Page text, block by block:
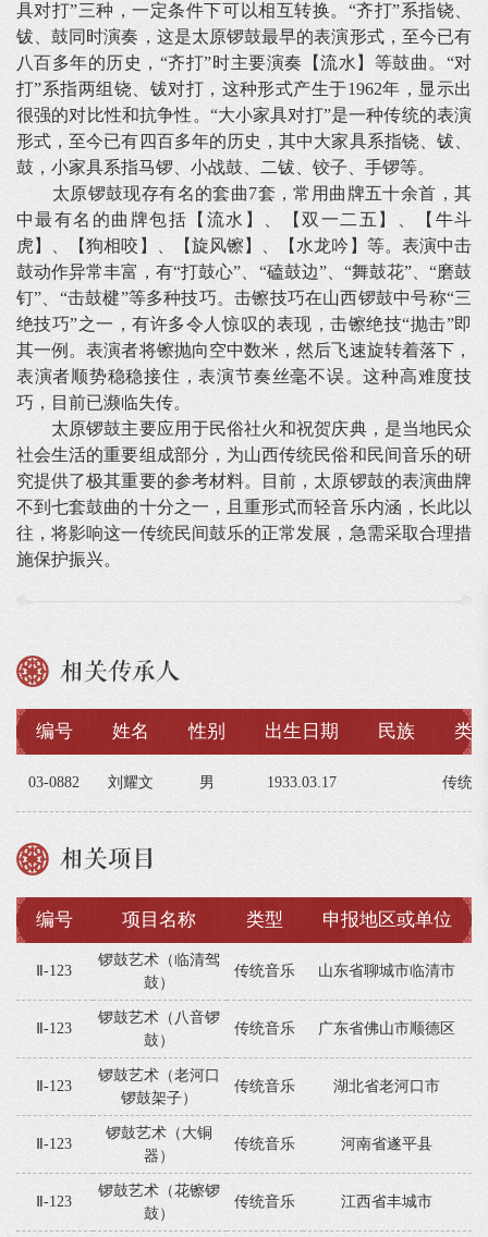
具对打”三种，一定条件下可以相互转换。“齐打”系指铙、
钹、鼓同时演奏，这是太原锣鼓最早的表演形式，至今已有
八百多年的历史，“齐打”时主要演奏【流水】等鼓曲。“对
打”系指两组铙、钹对打，这种形式产生于1962年，显示出
很强的对比性和抗争性。“大小家具对打”是一种传统的表演
形式，至今已有四百多年的历史，其中大家具系指铙、钹、
鼓，小家具系指马锣、小战鼓、二钹、铰子、手锣等。
太原锣鼓现存有名的套曲7套，常用曲牌五十余首，其
中最有名的曲牌包括【流水】、【双一二五】、【牛斗
虎】、【狗相咬】、【旋风镲】、【水龙吟】等。表演中击
鼓动作异常丰富，有“打鼓心”、“磕鼓边”、“舞鼓花”、“磨鼓
钉”、“击鼓楗”等多种技巧。击镲技巧在山西锣鼓中号称“三
绝技巧”之一，有许多令人惊叹的表现，击镲绝技“抛击”即
其一例。表演者将镲抛向空中数米，然后飞速旋转着落下，
表演者顺势稳稳接住，表演节奏丝毫不误。这种高难度技
巧，目前已濒临失传。
太原锣鼓主要应用于民俗社火和祝贺庆典，是当地民众
社会生活的重要组成部分，为山西传统民俗和民间音乐的研
究提供了极其重要的参考材料。目前，太原锣鼓的表演曲牌
不到七套鼓曲的十分之一，且重形式而轻音乐内涵，长此以
往，将影响这一传统民间鼓乐的正常发展，急需采取合理措
施保护振兴。
相关传承人
编号 姓名 性别 出生日期 民族 类
03-0882 刘耀文 男 1933.03.17 传统
相关项目
编号 项目名称 类型 申报地区或单位
Ⅱ-123
锣鼓艺术（临清驾
鼓）
传统音乐 山东省聊城市临清市
Ⅱ-123
锣鼓艺术（八音锣
鼓）
传统音乐 广东省佛山市顺德区
Ⅱ-123
锣鼓艺术（老河口
锣鼓架子）
传统音乐 湖北省老河口市
Ⅱ-123
锣鼓艺术（大铜
器）
传统音乐 河南省遂平县
Ⅱ-123
锣鼓艺术（花镲锣
鼓）
传统音乐 江西省丰城市